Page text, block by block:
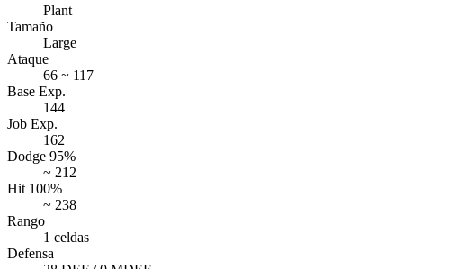
Plant
Tamaño
Large
Ataque
66 ~ 117
Base Exp.
144
Job Exp.
162
Dodge 95%
~ 212
Hit 100%
~ 238
Rango
1 celdas
Defensa